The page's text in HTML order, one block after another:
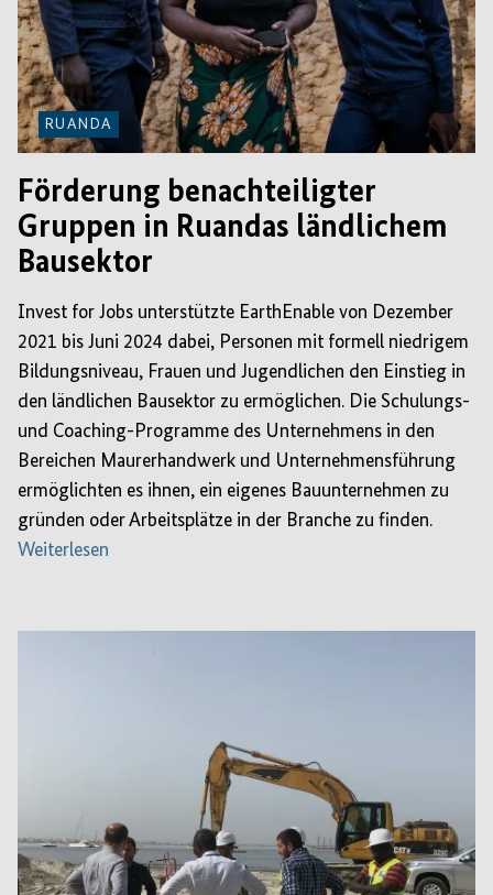
RUANDA
Förderung benachteiligter
Gruppen in Ruandas ländlichem
Bausektor
Invest for Jobs unterstützte EarthEnable von Dezember
2021 bis Juni 2024 dabei, Personen mit formell niedrigem
Bildungsniveau, Frauen und Jugendlichen den Einstieg in
den ländlichen Bausektor zu ermöglichen. Die Schulungs-
und Coaching-Programme des Unternehmens in den
Bereichen Maurerhandwerk und Unternehmensführung
ermöglichten es ihnen, ein eigenes Bauunternehmen zu
gründen oder Arbeitsplätze in der Branche zu finden.
Weiterlesen